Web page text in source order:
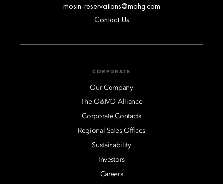
mosin-reservations@mohg.com
Contact Us
CORPORATE
Our Company
The O&MO Alliance
Corporate Contacts
Regional Sales Offices
Sustainability
Investors
Careers